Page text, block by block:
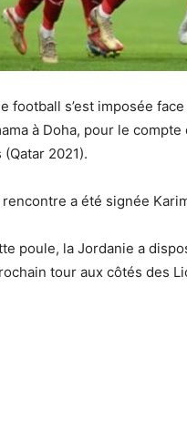
football s’est imposée
à Doha, pour le
2021).
rencontre a été signée
poule, la Jordanie a
tour aux côtés des